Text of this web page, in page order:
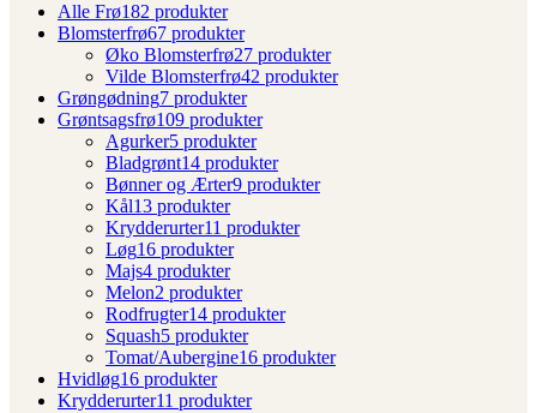
Alle Frø182 produkter
Blomsterfrø67 produkter
Øko Blomsterfrø27 produkter
Vilde Blomsterfrø42 produkter
Grøngødning7 produkter
Grøntsagsfrø109 produkter
Agurker5 produkter
Bladgrønt14 produkter
Bønner og Ærter9 produkter
Kål13 produkter
Krydderurter11 produkter
Løg16 produkter
Majs4 produkter
Melon2 produkter
Rodfrugter14 produkter
Squash5 produkter
Tomat/Aubergine16 produkter
Hvidløg16 produkter
Krydderurter11 produkter